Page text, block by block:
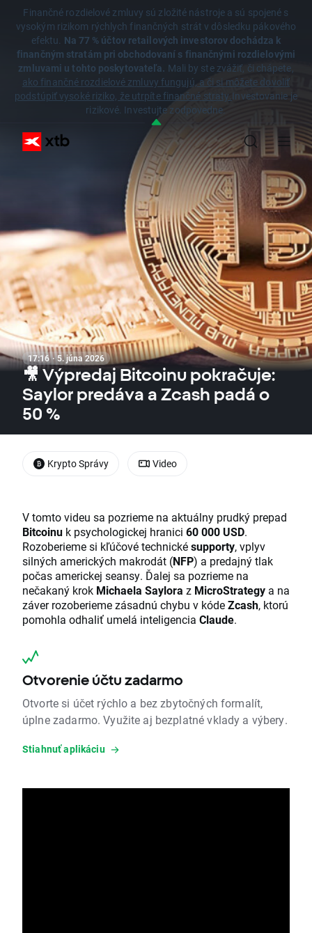
Finančné rozdielové zmluvy sú zložité nástroje a sú spojené s
vysokým rizikom rýchlych finančných strát v dôsledku pákového
efektu. Na 77 % účtov retailových investorov dochádza k
finančným stratám pri obchodovaní s finančnými rozdielovými
zmluvami u tohto poskytovateľa. Mali by ste zvážiť, či chápete,
ako finančné rozdielové zmluvy fungujú, a či si môžete dovoliť
podstúpiť vysoké riziko, že utrpíte finančné straty. Investovanie je
rizikové. Investujte zodpovedne.
17:16 · 5. júna 2026
🎥 Výpredaj Bitcoinu pokračuje:
Saylor predáva a Zcash padá o
50 %
V tomto videu sa pozrieme na aktuálny prudký prepad
Bitcoinu k psychologickej hranici 60 000 USD.
Rozoberieme si kľúčové technickésupporty, vplyv
silných amerických makrodát (NFP) a predajný tlak
počas americkej seansy. Ďalej sa pozrieme na
nečakaný krok Michaela Saylora z MicroStrategy a na
záver rozoberieme zásadnú chybu v kódeZcash, ktorú
pomohla odhaliť umelá inteligencia Claude.
Otvorenie účtu zadarmo
Otvorte si účet rýchlo a bez zbytočných formalít,
úplne zadarmo. Využite aj bezplatné vklady a výbery.
Stiahnuť aplikáciu
Krypto Správy Video